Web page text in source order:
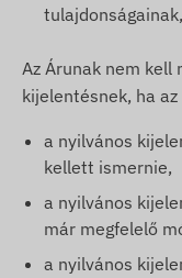
Az Árunak nem kell
kijelentésnek, ha
a nyilvános
kellett ismernie,
a nyilvános
már megfelelő
a nyilvános